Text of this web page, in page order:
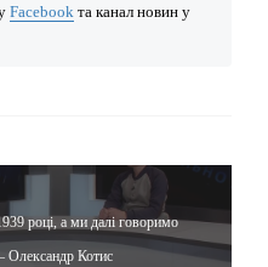
Facebook та канал новин у
році, а ми далі говоримо
Олександр Котис